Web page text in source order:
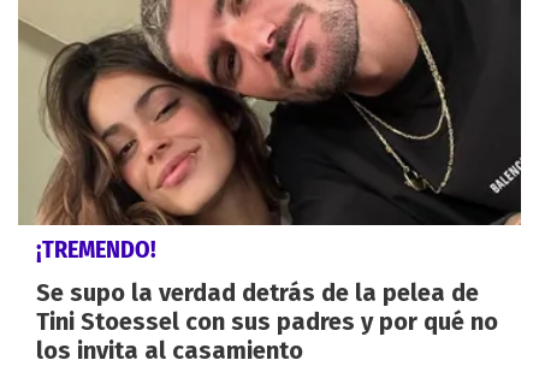
¡TREMENDO!
Se supo la verdad detrás de la pelea de
Tini Stoessel con sus padres y por qué no
los invita al casamiento